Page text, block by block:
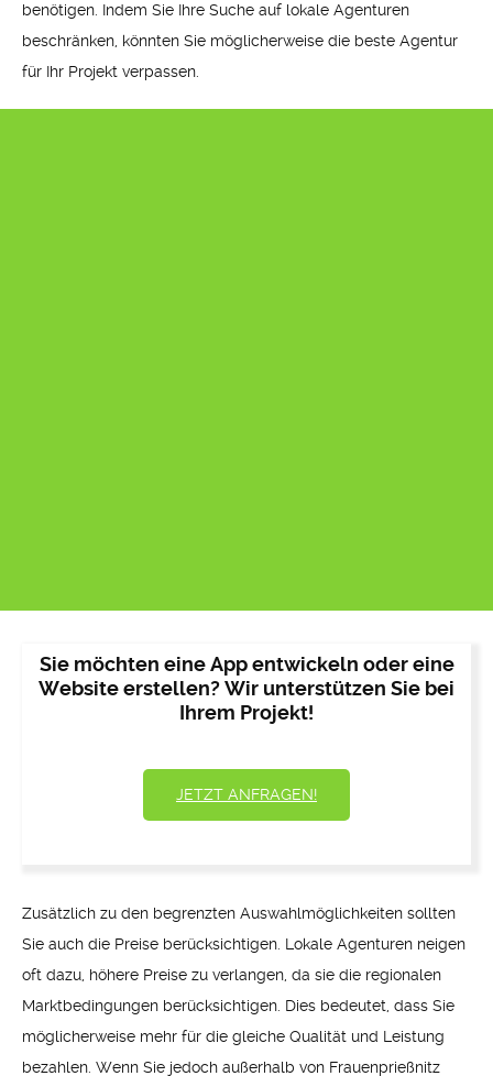
benötigen. Indem Sie Ihre Suche auf lokale Agenturen
beschränken, könnten Sie möglicherweise die beste Agentur
für Ihr Projekt verpassen.
Sie möchten eine App entwickeln oder eine
Website erstellen? Wir unterstützen Sie bei
Ihrem Projekt!
JETZT ANFRAGEN!
Zusätzlich zu den begrenzten Auswahlmöglichkeiten sollten
Sie auch die Preise berücksichtigen. Lokale Agenturen neigen
oft dazu, höhere Preise zu verlangen, da sie die regionalen
Marktbedingungen berücksichtigen. Dies bedeutet, dass Sie
möglicherweise mehr für die gleiche Qualität und Leistung
bezahlen. Wenn Sie jedoch außerhalb von Frauenprießnitz